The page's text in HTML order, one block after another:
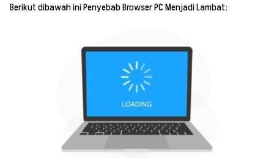
Berikut dibawah ini Penyebab Browser PC Menjadi Lambat: